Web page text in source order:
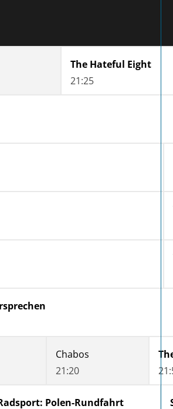
The Hateful Eight
21:25
Chabos
21:20
Polen-Rundfahrt